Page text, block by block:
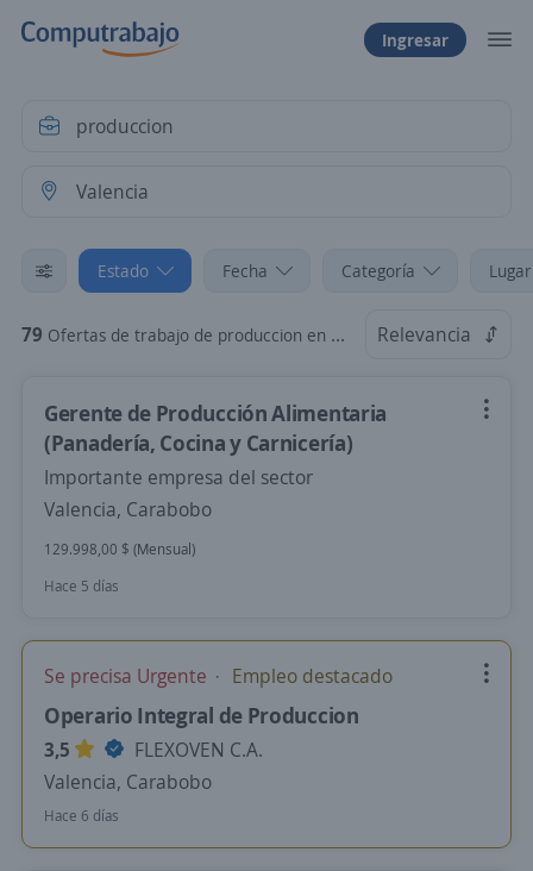
Ingresar
Estado Fecha Categoría
79 Ofertas de trabajo de produccion en Valencia, Carabobo Relevancia
Gerente de Producción Alimentaria
(Panadería, Cocina y Carnicería)
Importante empresa del sector
Valencia, Carabobo
129.998,00 $ (Mensual)
Hace 5 días
Se precisa Urgente Empleo destacado
Operario Integral de Produccion
3,5
FLEXOVEN C.A.
Valencia, Carabobo
Hace 6 días